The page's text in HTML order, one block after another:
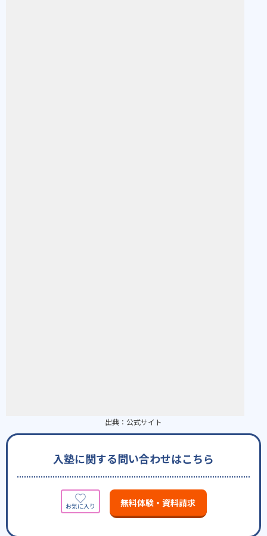
出典： 公式サイト
入塾に関する問い合わせはこちら
無料体験・資料請求